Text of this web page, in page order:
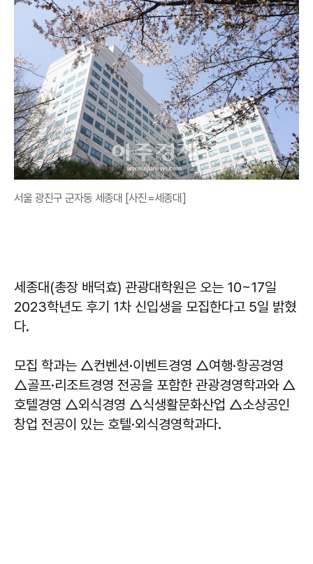
서울 광진구 군자동 세종대 [사진=세종대]
세종대(총장 배덕효) 관광대학원은 오는 10~17일
2023학년도 후기 1차 신입생을 모집한다고 5일 밝혔
다.
모집 학과는 △컨벤션·이벤트경영 △여행·항공경영
△골프·리조트경영 전공을 포함한 관광경영학과와 △
호텔경영 △외식경영 △식생활문화산업 △소상공인
창업 전공이 있는 호텔·외식경영학과다.